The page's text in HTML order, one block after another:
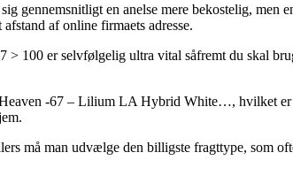
gennemsnitligt en anelse mere bekostelig, men
af online firmaets adresse.
er selvfølgelig ultra vital såfremt du skal
-67 – Lilium LA Hybrid White…, hvilket er
må man udvælge den billigste fragttype, som